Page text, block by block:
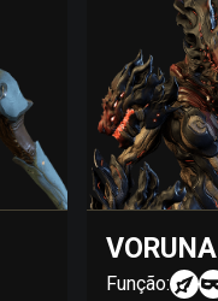
VORUNA
Função: